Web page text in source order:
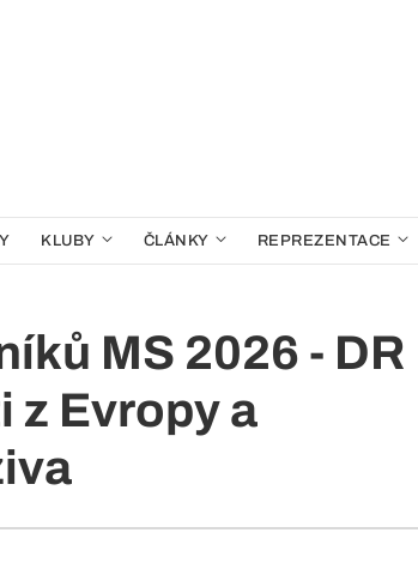
KLUBY ČLÁNKY REPREZENTACE
MS 2026 - DR
z Evropy a